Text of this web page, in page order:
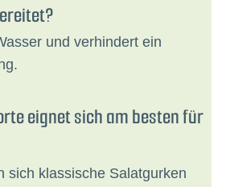
und verhindert ein
eignet sich am besten für
sich klassische Salatgurken